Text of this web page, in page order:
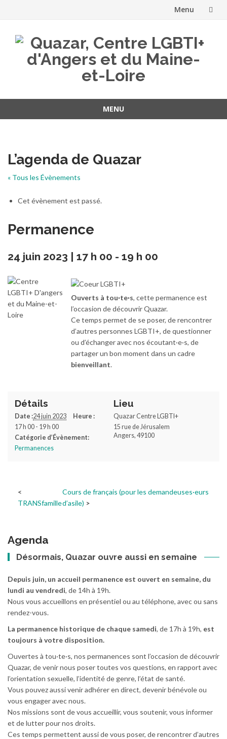
Menu
contenu
MENU
L’agenda de Quazar
« Tous les Évènements
Cet évènement est passé.
Permanence
24 juin 2023 | 17 h 00 - 19 h 00
Ouverts à tou·te·s, cette permanence est
l’occasion de découvrir Quazar.
Ce temps permet de se poser, de rencontrer
d’autres personnes LGBTI+, de questionner
ou d’échanger avec nos écoutant·e·s, de
partager un bon moment dans un cadre
bienveillant.
Détails
Date :24 juin 2023
Heure :
17 h 00 - 19 h 00
Catégorie d’Évènement:
Permanences
Lieu
Quazar Centre LGBTI+
15 rue de Jérusalem
Angers, 49100
TRANSfamille
Cours de français (pour les demandeuses·eurs
d’asile)
Agenda
Désormais, Quazar ouvre aussi en semaine
Depuis juin, un accueil permanence est ouvert en semaine, du
lundi au vendredi, de 14h à 19h.
Nous vous accueillons en présentiel ou au téléphone, avec ou sans
rendez-vous.
La permanence historique de chaque samedi, de 17h à 19h, est
toujours à votre disposition.
Ouvertes à tou·te·s, nos permanences sont l’occasion de découvrir
Quazar, de venir nous poser toutes vos questions, en rapport avec
l’orientation sexuelle, l’identité de genre, l’état de santé.
Vous pouvez aussi venir adhérer en direct, devenir bénévole ou
vous engager avec nous.
Nos missions sont de vous accueillir, vous soutenir, vous informer
et de lutter pour nos droits.
Ces temps permettent aussi de vous poser, de rencontrer d’autres